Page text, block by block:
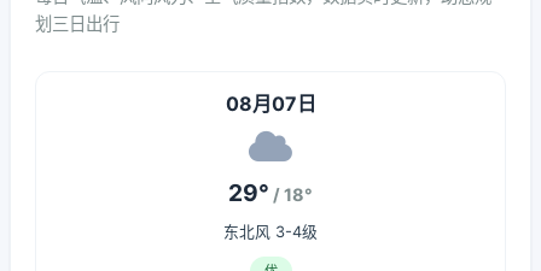
划三日出行
08月07日
29° / 18°
东北风 3-4级